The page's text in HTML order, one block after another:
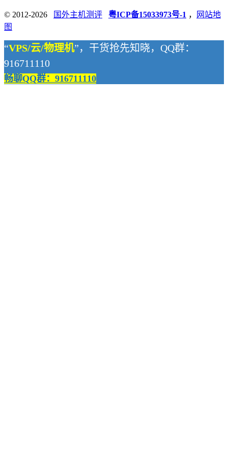
© 2012-2026 国外主机测评 粤ICP备15033973号-1 ，
网站地
图
“VPS/云/物理机”，干货抢先知晓，QQ群：
916711110
畅聊QQ群：916711110